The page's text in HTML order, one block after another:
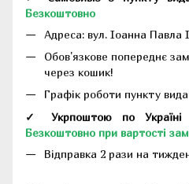
Безкоштовно
Адреса: вул. Іоанна Павла
Обов'язкове попереднє
через кошик!
Графік роботи пункту
✓ Укрпоштою по Україні
Безкоштовно при вартості
Відправка 2 рази на